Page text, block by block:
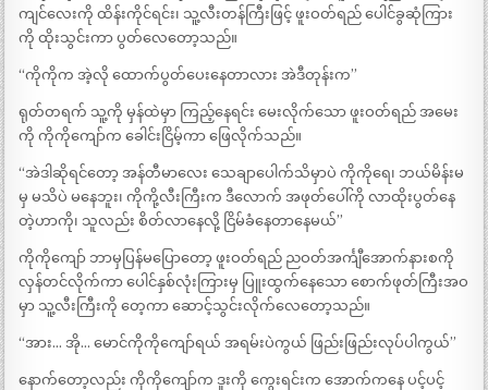
ကျင်လေးကို ထိန်းကိုင်ရင်း၊ သူ့လီးတန်ကြီးဖြင့် ဖူးဝတ်ရည် ပေါင်ခွဆုံကြား
ကို ထိုးသွင်းကာ ပွတ်လေတော့သည်။
“ကိုကိုက အဲ့လို ထောက်ပွတ်ပေးနေတာလား အဲဒီတုန်းက”
ရုတ်တရက် သူ့ကို မှန်ထဲမှာ ကြည့်နေရင်း မေးလိုက်သော ဖူးဝတ်ရည် အမေး
ကို ကိုကိုကျော်က ခေါင်းငြိမ့်ကာ ဖြေလိုက်သည်။
“အဲဒါဆိုရင်တော့ အန်တီမာလေး သေချာပေါက်သိမှာပဲ ကိုကိုရေ၊ ဘယ်မိန်းမ
မှ မသိပဲ မနေဘူး၊ ကိုကို့လီးကြီးက ဒီလောက် အဖုတ်ပေါ်ကို လာထိုးပွတ်နေ
တဲ့ဟာကို၊ သူလည်း စိတ်လာနေလို့ ငြိမ်ခံနေတာနေမယ်”
ကိုကိုကျော် ဘာမှပြန်မပြောတော့ ဖူးဝတ်ရည် ညဝတ်အင်္ကျီအောက်နားစကို
လှန်တင်လိုက်ကာ ပေါင်နှစ်လုံးကြားမှ ပြူးထွက်နေသော စောက်ဖုတ်ကြီးအဝ
မှာ သူ့လီးကြီးကို တေ့ကာ ဆောင့်သွင်းလိုက်လေတော့သည်။
“အား… အို… မောင်ကိုကိုကျော်ရယ် အရမ်းပဲကွယ် ဖြည်းဖြည်းလုပ်ပါကွယ်”
နောက်တော့လည်း ကိုကိုကျော်က ဒူးကို ကွေးရင်းက အောက်ကနေ ပင့်ပင့်